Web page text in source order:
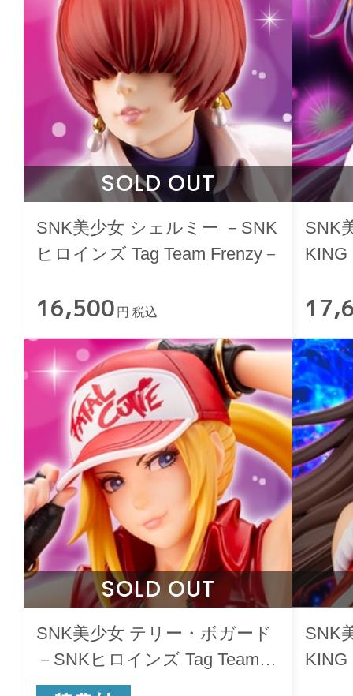
SOLD OUT
SNK美少女 シェルミー －SNK
ヒロインズ Tag Team Frenzy－
16,500 円 税込
SNK
KING
SOLD OUT
SNK美少女 テリー・ボガード
－SNKヒロインズ Tag Team
Frenzy－
SNK
KING